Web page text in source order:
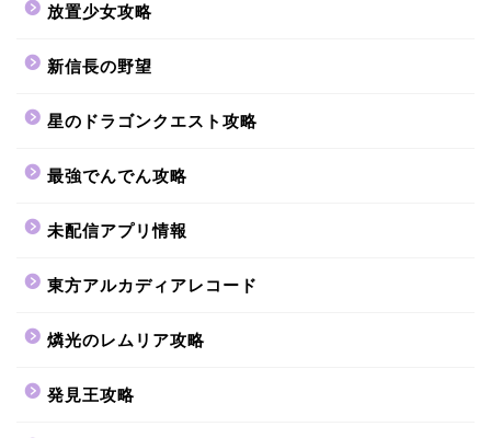
放置少女攻略
新信長の野望
星のドラゴンクエスト攻略
最強でんでん攻略
未配信アプリ情報
東方アルカディアレコード
燐光のレムリア攻略
発見王攻略